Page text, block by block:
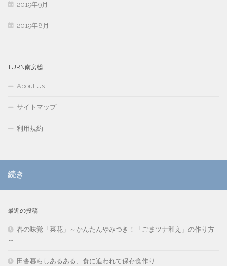
2019年9月
2019年8月
TURN南房総
About Us
サイトマップ
利用規約
続き
最近の投稿
春の味覚「菜花」～かんたんやみつき！「ごまツナ和え」の作り方
～
田舎暮らしあるある、食に追われて保存食作り